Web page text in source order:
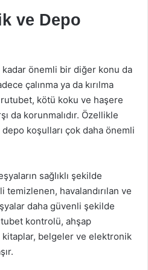
ve Depo
önemli bir diğer konu da
çalınma ya da kırılma
kötü koku ve haşere
da korunmalıdır. Özellikle
koşulları çok daha önemli
sağlıklı şekilde
temizlenen, havalandırılan ve
daha güvenli şekilde
kontrolü, ahşap
belgeler ve elektronik